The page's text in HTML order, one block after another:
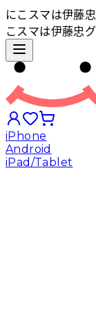
にこスマは伊藤
こスマは伊藤忠
iPhone
Android
iPad/Tablet